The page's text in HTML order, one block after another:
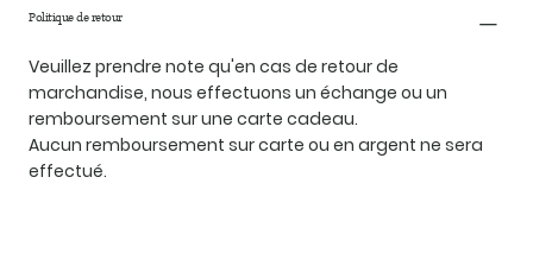
Politique de retour
Veuillez prendre note qu'en cas de retour de
marchandise, nous effectuons un échange ou un
remboursement sur une carte cadeau.
Aucun remboursement sur carte ou en argent ne sera
effectué.